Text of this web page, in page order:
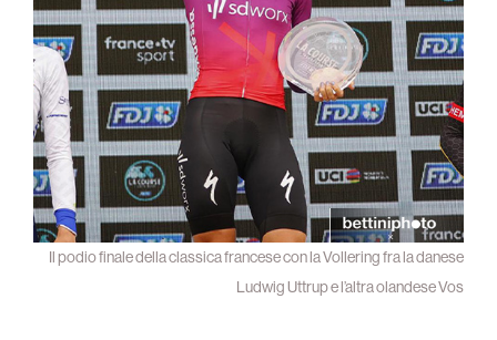
Il podio finale della classica francese con la Vollering fra la danese
Ludwig Uttrup e l’altra olandese Vos